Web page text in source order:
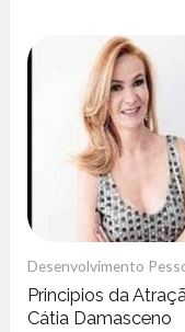
Desenvolvimento
Principios da
Cátia Damasceno